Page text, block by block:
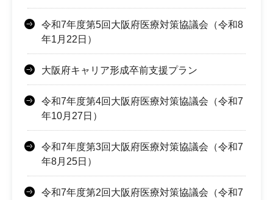
令和7年度第5回大阪府医療対策協議会（令和8
年1月22日）
大阪府キャリア形成卒前支援プラン
令和7年度第4回大阪府医療対策協議会（令和7
年10月27日）
令和7年度第3回大阪府医療対策協議会（令和7
年8月25日）
令和7年度第2回大阪府医療対策協議会（令和7